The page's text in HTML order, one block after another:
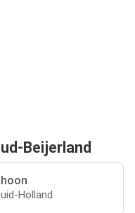
Beijerland
Holland